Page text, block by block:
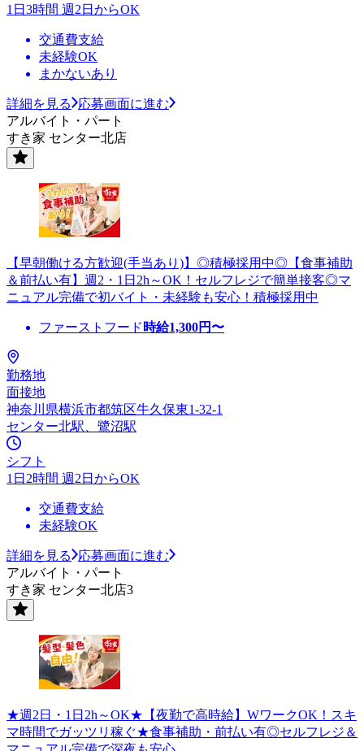
1日3時間 週2日からOK
交通費支給
未経験OK
まかないあり
詳細を見る
応募画面に進む
アルバイト・パート
すき家 センター北店
【早朝働ける方歓迎(手当あり)】◎積極採用中◎【食事補助
＆前払い有】週2・1日2h～OK！セルフレジで簡単接客◎マ
ニュアル完備で初バイト・未経験も安心！積極採用中
ファーストフード 時給1,300円〜
勤務地
面接地
神奈川県横浜市都筑区牛久保東1-32-1
センター北駅、鷺沼駅
シフト
1日2時間 週2日からOK
交通費支給
未経験OK
詳細を見る
応募画面に進む
アルバイト・パート
すき家 センター北店3
★週2日・1日2h～OK★【夜勤で高時給】WワークOK！スキ
マ時間でガッツリ稼ぐ★食事補助・前払い有◎セルフレジ＆